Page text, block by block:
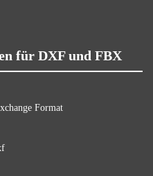
für DXF und FBX
Format